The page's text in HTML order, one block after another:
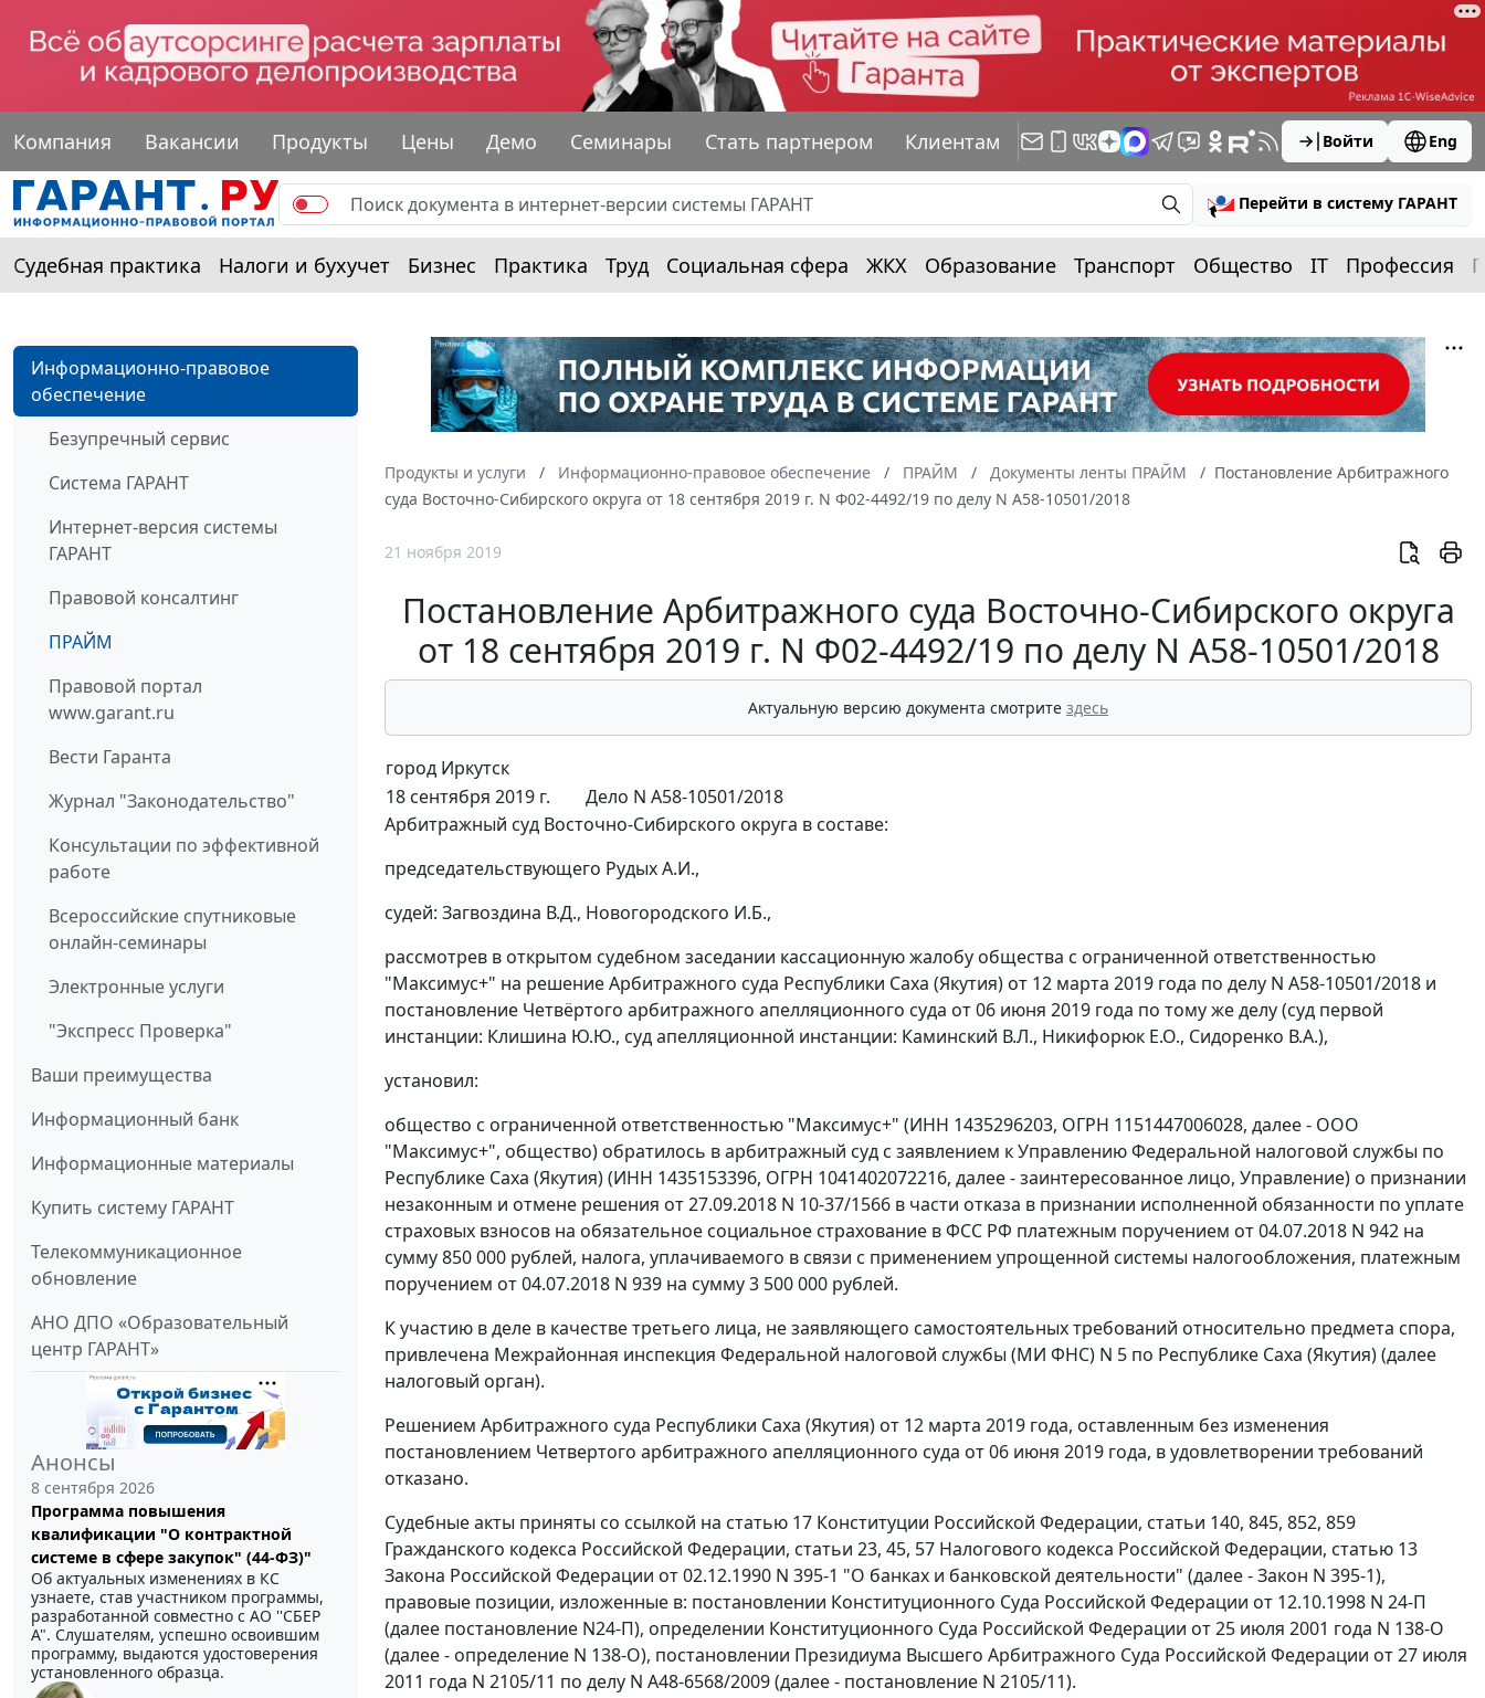
Компания Вакансии Продукты Цены Демо Семинары Стать партнером Клиентам Войти Eng
Перейти в систему ГАРАНТ
Судебная практика Налоги и бухучет Бизнес Практика Труд Социальная сфера ЖКХ Образование Транспорт Общество IT Профессия
Информационно-правовое
обеспечение
Безупречный сервис
Система ГАРАНТ
Интернет-версия системы
ГАРАНТ
Правовой консалтинг
ПРАЙМ
Правовой портал
www.garant.ru
Вести Гаранта
Журнал "Законодательство"
Консультации по эффективной
работе
Всероссийские спутниковые
онлайн-семинары
Электронные услуги
"Экспресс Проверка"
Ваши преимущества
Информационный банк
Информационные материалы
Купить систему ГАРАНТ
Телекоммуникационное
обновление
АНО ДПО «Образовательный
центр ГАРАНТ»
Анонсы
8 сентября 2026
Программа повышения
квалификации "О контрактной
системе в сфере закупок" (44-ФЗ)"
Об актуальных изменениях в КС
узнаете, став участником программы,
разработанной совместно с АО ''СБЕР
А". Слушателям, успешно освоившим
программу, выдаются удостоверения
установленного образца.
Продукты и услуги Информационно-правовое обеспечение ПРАЙМ Документы ленты ПРАЙМ
Постановление Арбитражного
суда Восточно-Сибирского округа от 18 сентября 2019 г. N Ф02-4492/19 по делу N А58-10501/2018
21 ноября 2019
Постановление Арбитражного суда Восточно-Сибирского округа
от 18 сентября 2019 г. N Ф02-4492/19 по делу N А58-10501/2018
Актуальную версию документа смотрите здесь
город Иркутск
18 сентября 2019 г.
Дело N А58-10501/2018
Арбитражный суд Восточно-Сибирского округа в составе:
председательствующего Рудых А.И.,
судей: Загвоздина В.Д., Новогородского И.Б.,
рассмотрев в открытом судебном заседании кассационную жалобу общества с ограниченной ответственностью
"Максимус+" на решение Арбитражного суда Республики Саха (Якутия) от 12 марта 2019 года по делу N А58-10501/2018 и
постановление Четвёртого арбитражного апелляционного суда от 06 июня 2019 года по тому же делу (суд первой
инстанции: Клишина Ю.Ю., суд апелляционной инстанции: Каминский В.Л., Никифорюк Е.О., Сидоренко В.А.),
установил:
общество с ограниченной ответственностью "Максимус+" (ИНН 1435296203, ОГРН 1151447006028, далее - ООО
"Максимус+", общество) обратилось в арбитражный суд с заявлением к Управлению Федеральной налоговой службы по
Республике Саха (Якутия) (ИНН 1435153396, ОГРН 1041402072216, далее - заинтересованное лицо, Управление) о признании
незаконным и отмене решения от 27.09.2018 N 10-37/1566 в части отказа в признании исполненной обязанности по уплате
страховых взносов на обязательное социальное страхование в ФСС РФ платежным поручением от 04.07.2018 N 942 на
сумму 850 000 рублей, налога, уплачиваемого в связи с применением упрощенной системы налогообложения, платежным
поручением от 04.07.2018 N 939 на сумму 3 500 000 рублей.
К участию в деле в качестве третьего лица, не заявляющего самостоятельных требований относительно предмета спора,
привлечена Межрайонная инспекция Федеральной налоговой службы (МИ ФНС) N 5 по Республике Саха (Якутия) (далее
налоговый орган).
Решением Арбитражного суда Республики Саха (Якутия) от 12 марта 2019 года, оставленным без изменения
постановлением Четвертого арбитражного апелляционного суда от 06 июня 2019 года, в удовлетворении требований
отказано.
Судебные акты приняты со ссылкой на статью 17 Конституции Российской Федерации, статьи 140, 845, 852, 859
Гражданского кодекса Российской Федерации, статьи 23, 45, 57 Налогового кодекса Российской Федерации, статью 13
Закона Российской Федерации от 02.12.1990 N 395-1 "О банках и банковской деятельности" (далее - Закон N 395-1),
правовые позиции, изложенные в: постановлении Конституционного Суда Российской Федерации от 12.10.1998 N 24-П
(далее постановление N24-П), определении Конституционного Суда Российской Федерации от 25 июля 2001 года N 138-О
(далее - определение N 138-О), постановлении Президиума Высшего Арбитражного Суда Российской Федерации от 27 июля
2011 года N 2105/11 по делу N А48-6568/2009 (далее - постановление N 2105/11).